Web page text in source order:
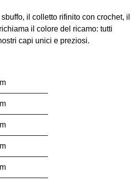
il colletto rifinito con crochet, il
il colore del ricamo: tutti
capi unici e preziosi.